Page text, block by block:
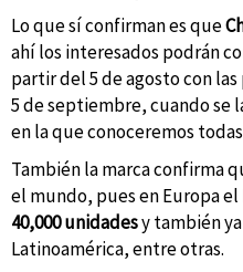
Lo que sí confirman es que
ahí los interesados podrán
partir del 5 de agosto con
5 de septiembre, cuando se
en la que conoceremos
También la marca confirma
el mundo, pues en Europa el
40,000 unidadesy también
Latinoamérica, entre otras.